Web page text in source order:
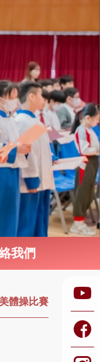
我們
體操比賽